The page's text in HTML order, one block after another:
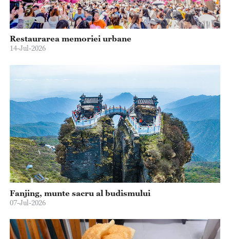
Restaurarea memoriei urbane
14-Jul-2026
Fanjing, munte sacru al budismului
07-Jul-2026